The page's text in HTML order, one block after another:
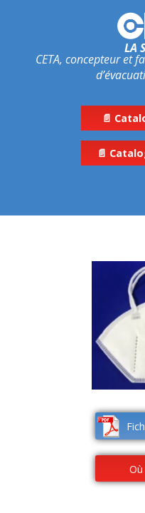
LA
CETA, concepteur et
📄
📄